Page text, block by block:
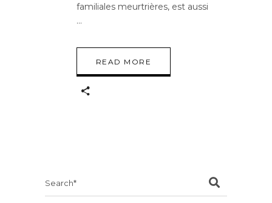
familiales meurtrières, est aussi
READ MORE